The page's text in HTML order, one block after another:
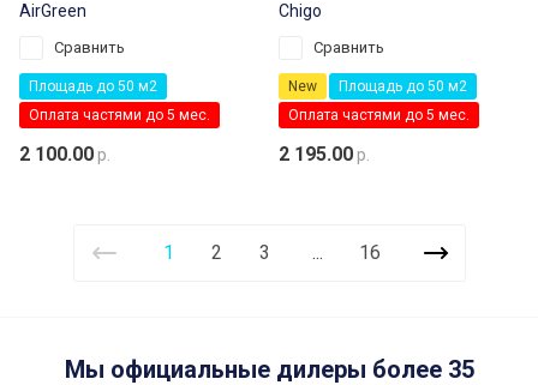
AirGreen
Сравнить
Площадь до 50 м2
Оплата частями до 5 мес.
2 100.00 р.
Chigo
Сравнить
New
Площадь до 50 м2
Оплата частями до 5 мес.
2 195.00 р.
1 2 3 ... 16
Мы официальные дилеры более 35